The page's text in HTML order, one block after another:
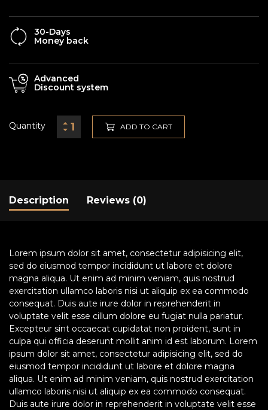
30-Days
Money back
Advanced
Discount system
Quantity ADD TO CART
Description Reviews (0)
Lorem ipsum dolor sit amet, consectetur adipisicing elit,
sed do eiusmod tempor incididunt ut labore et dolore
magna aliqua. Ut enim ad minim veniam, quis nostrud
exercitation ullamco laboris nisi ut aliquip ex ea commodo
consequat. Duis aute irure dolor in reprehenderit in
voluptate velit esse cillum dolore eu fugiat nulla pariatur.
Excepteur sint occaecat cupidatat non proident, sunt in
culpa qui officia deserunt mollit anim id est laborum. Lorem
ipsum dolor sit amet, consectetur adipisicing elit, sed do
eiusmod tempor incididunt ut labore et dolore magna
aliqua. Ut enim ad minim veniam, quis nostrud exercitation
ullamco laboris nisi ut aliquip ex ea commodo consequat.
Duis aute irure dolor in reprehenderit in voluptate velit esse